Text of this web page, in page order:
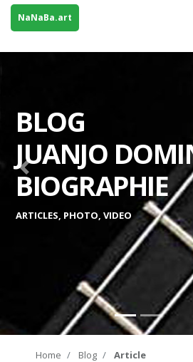
NaNaBa.art
BLOG
JUANJO
BIOGRAPHIE
ARTICLES, PHOTO, VIDEO
Previous
Home Blog Article